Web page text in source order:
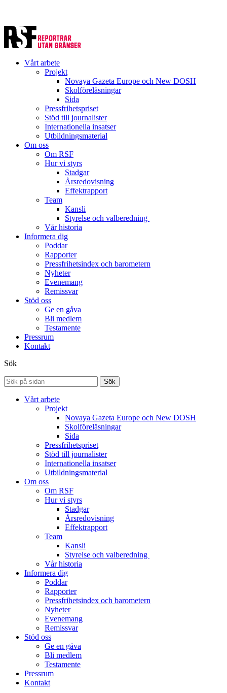
Vårt arbete
Projekt
Novaya Gazeta Europe och New DOSH
Skolföreläsningar
Sida
Pressfrihetspriset
Stöd till journalister
Internationella insatser
Utbildningsmaterial
Om oss
Om RSF
Hur vi styrs
Stadgar
Årsredovisning
Effektrapport
Team
Kansli
Styrelse och valberedning
Vår historia
Informera dig
Poddar
Rapporter
Pressfrihetsindex och barometern
Nyheter
Evenemang
Remissvar
Stöd oss
Ge en gåva
Bli medlem
Testamente
Pressrum
Kontakt
Sök
Sök
Vårt arbete
Projekt
Novaya Gazeta Europe och New DOSH
Skolföreläsningar
Sida
Pressfrihetspriset
Stöd till journalister
Internationella insatser
Utbildningsmaterial
Om oss
Om RSF
Hur vi styrs
Stadgar
Årsredovisning
Effektrapport
Team
Kansli
Styrelse och valberedning
Vår historia
Informera dig
Poddar
Rapporter
Pressfrihetsindex och barometern
Nyheter
Evenemang
Remissvar
Stöd oss
Ge en gåva
Bli medlem
Testamente
Pressrum
Kontakt